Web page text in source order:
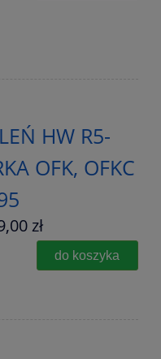
HW R5-
OFK, OFKC
zł
do koszyka